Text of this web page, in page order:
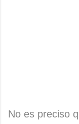
No es preciso